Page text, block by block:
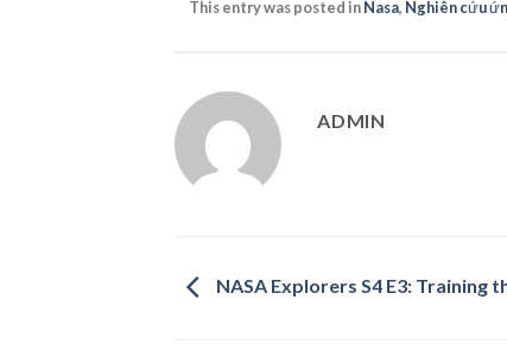
This entry was posted inNasa, Nghiên cứu
ADMIN
NASA Explorers S4 E3: Training